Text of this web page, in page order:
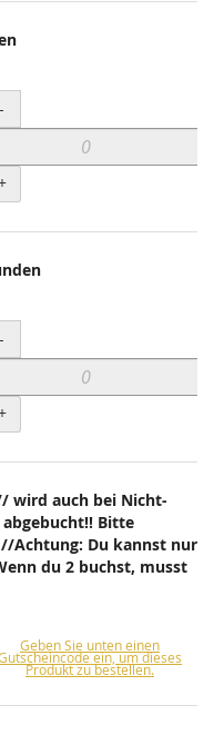
-
-
wird auch bei Nicht-
abgebucht!! Bitte
Achtung: Du kannst nur
du 2 buchst, musst
Geben Sie unten einen
ein, um dieses
Produkt zu bestellen.